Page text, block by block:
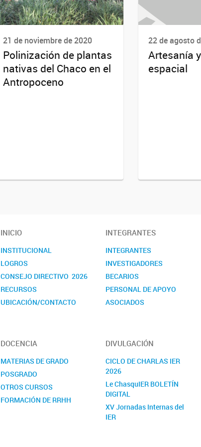
21 de noviembre de 2020
Polinización de plantas
nativas del Chaco en el
Antropoceno
22 de agosto
Artesanía
espacial
INICIO
INSTITUCIONAL
LOGROS
CONSEJO DIRECTIVO 2026
RECURSOS
UBICACIÓN/CONTACTO
INTEGRANTES
INTEGRANTES
INVESTIGADORES
BECARIOS
PERSONAL DE APOYO
ASOCIADOS
DOCENCIA
MATERIAS DE GRADO
POSGRADO
OTROS CURSOS
FORMACIÓN DE RRHH
DIVULGACIÓN
CICLO DE CHARLAS IER
2026
Le ChasquIER BOLETÍN
DIGITAL
XV Jornadas Internas del
IER